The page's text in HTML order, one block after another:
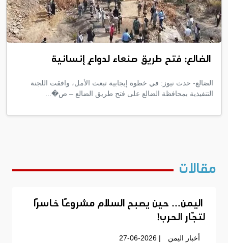
الضالع: فتح طريق صنعاء لدواعٍ إنسانية
الضالع- حدث نيوز: في خطوة إيجابية تبعث الأمل، وافقت اللجنة
التنفيذية بمحافظة الضالع على فتح طريق الضالع – ص�...
مقالات
اليمن… حين يصبح السلام مشروعًا خاسرًا
لتجّار الحرب!
أخبار اليمن | 27-06-2026